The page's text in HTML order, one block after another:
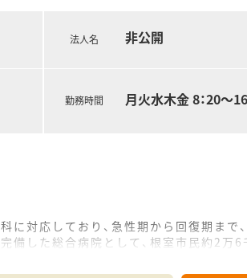
ら頼られる存在であり、自分の介在価値
対等に議論できる環境があり、チームの
終わりの時間を自己研鑽やリフレッシ
法人名 非公開
勤務時間 月火水木金 8：20～16
対応しており、急性期から回復期まで
した総合病院として、根室市民約2万6